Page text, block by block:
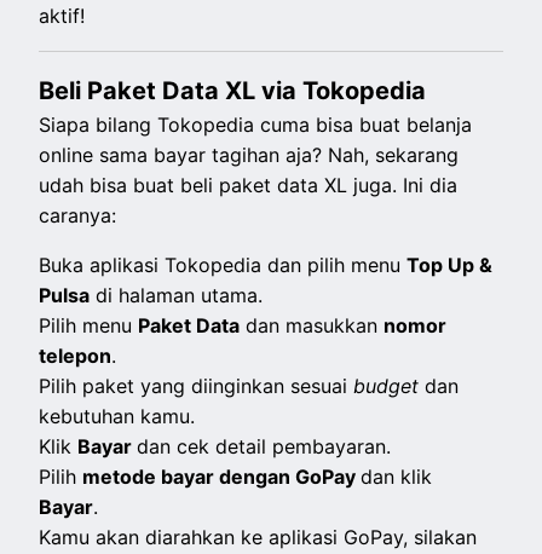
aktif!
Beli Paket Data XL via Tokopedia
Siapa bilang Tokopedia cuma bisa buat belanja
online sama bayar tagihan aja? Nah, sekarang
udah bisa buat beli paket data XL juga. Ini dia
caranya:
Buka aplikasi Tokopedia dan pilih menuTop Up &
Pulsa di halaman utama.
Pilih menu Paket Data dan masukkan nomor
telepon.
Pilih paket yang diinginkan sesuaibudget dan
kebutuhan kamu.
Klik Bayardan cek detail pembayaran.
Pilih metode bayar dengan GoPaydan klik
Bayar.
Kamu akan diarahkan ke aplikasi GoPay, silakan